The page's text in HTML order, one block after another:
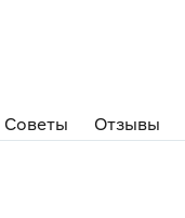
Советы Отзывы